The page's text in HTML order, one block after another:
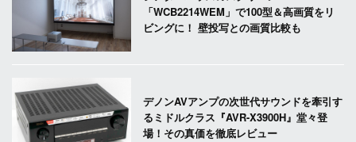
「WCB2214WEM」で100型＆高画質をリ
ビングに！ 壁投写との画質比較も
デノンAVアンプの次世代サウンドを牽引す
るミドルクラス『AVR-X3900H』堂々登
場！その真価を徹底レビュー